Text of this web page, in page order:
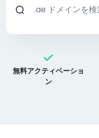
無料アクティベーショ
ン